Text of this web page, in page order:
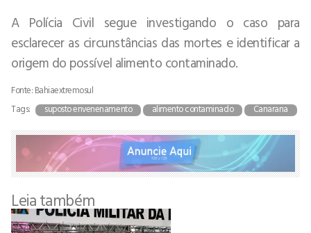
A Polícia Civil segue investigando o caso para
esclarecer as circunstâncias das mortes e identificar a
origem do possível alimento contaminado.
Fonte: Bahiaextremosul
Tags:
suposto envenenamento alimento contaminado Canarana
Leia também